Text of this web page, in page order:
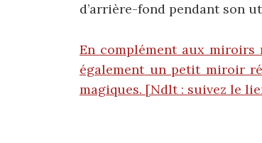
d’arrière-fond pendant son
En complément aux
également un petit miroir
magiques. [Ndlt : suivez le